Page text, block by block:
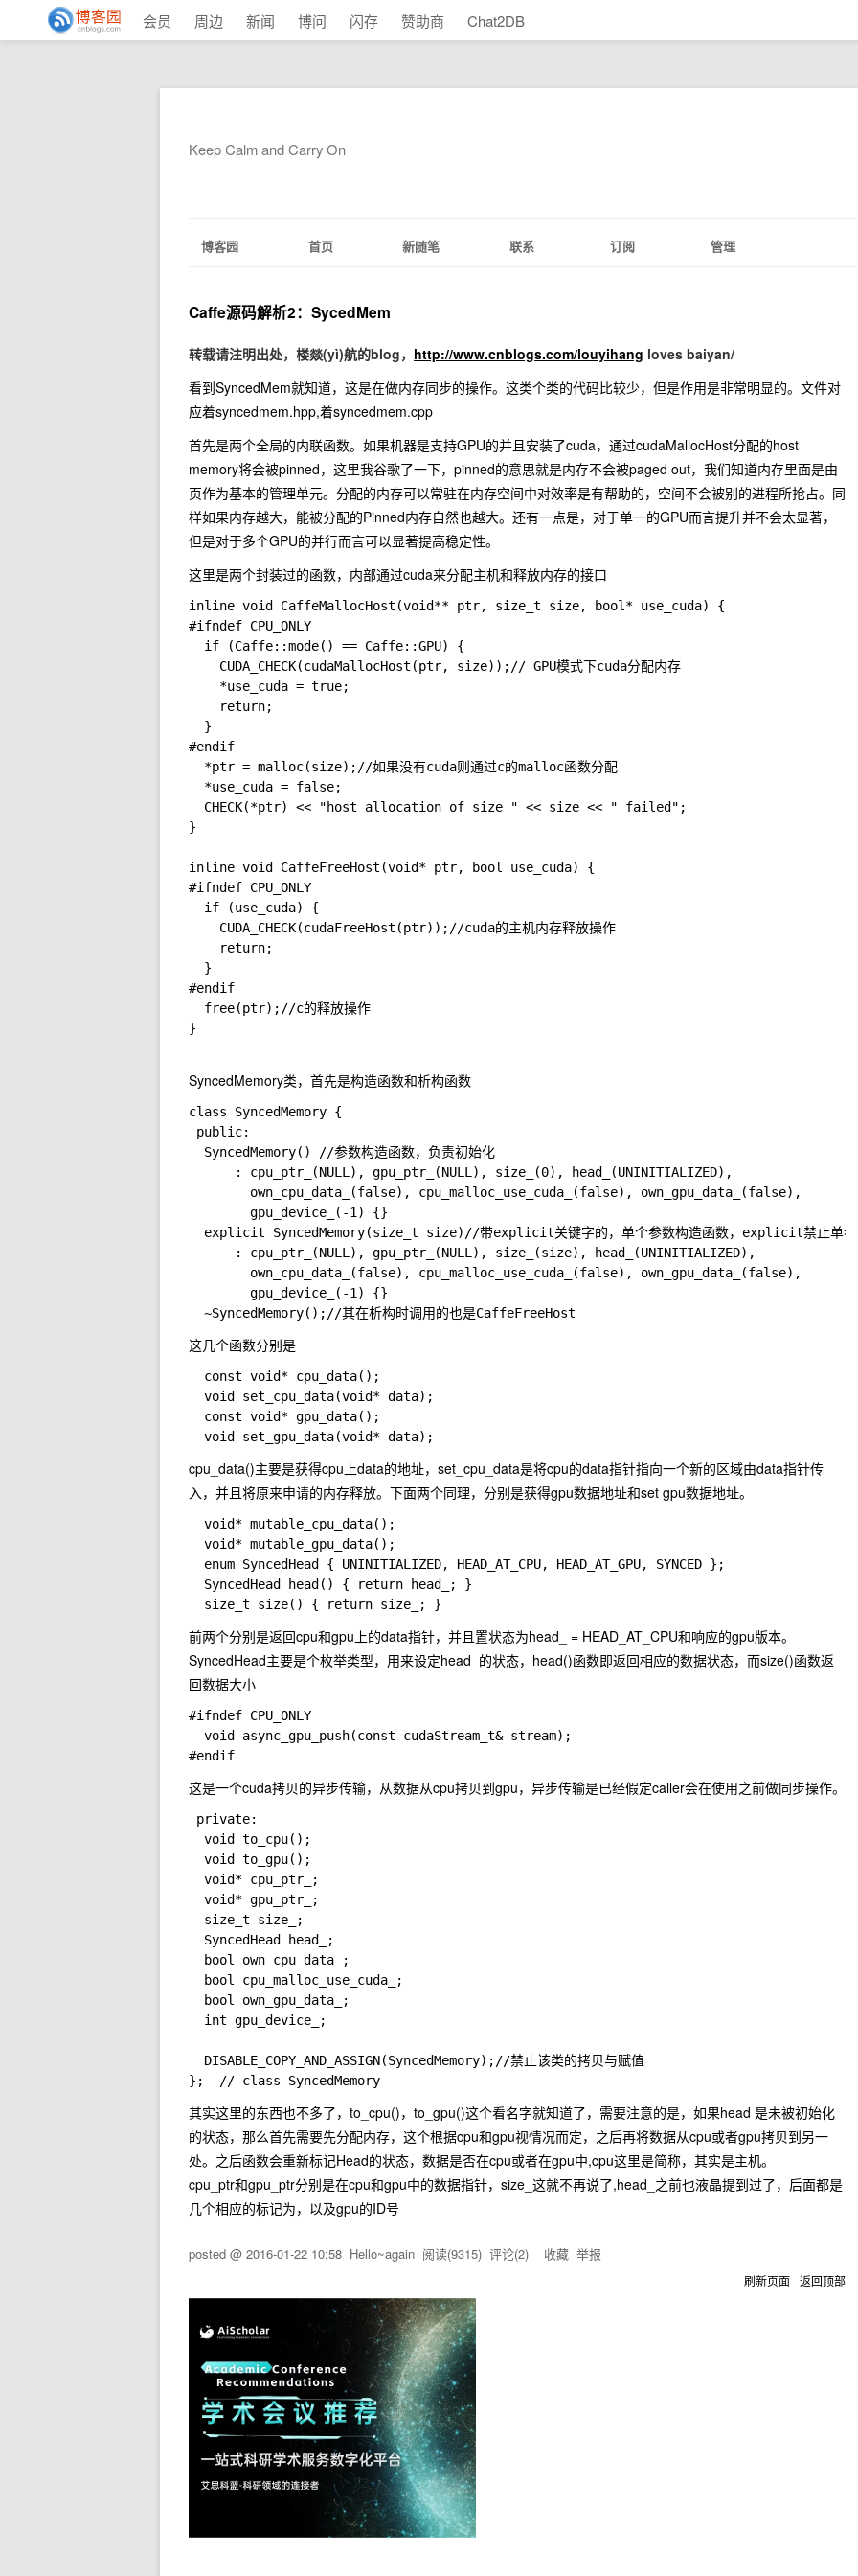
会员 周边 新闻 博问 闪存 赞助商 Chat2DB
Keep Calm and Carry On
博客园 首页 新随笔 联系 订阅 管理
Caffe源码解析2：SycedMem
转载请注明出处，楼燚(yì)航的blog， http://www.cnblogs.com/louyihang loves baiyan/
看到SyncedMem就知道，这是在做内存同步的操作。这类个类的代码比较少，但是作用是非常明显的。文件对
应着syncedmem.hpp,着syncedmem.cpp
首先是两个全局的内联函数。如果机器是支持GPU的并且安装了cuda，通过cudaMallocHost分配的host
memory将会被pinned，这里我谷歌了一下，pinned的意思就是内存不会被paged out，我们知道内存里面是由
页作为基本的管理单元。分配的内存可以常驻在内存空间中对效率是有帮助的，空间不会被别的进程所抢占。同
样如果内存越大，能被分配的Pinned内存自然也越大。还有一点是，对于单一的GPU而言提升并不会太显著，
但是对于多个GPU的并行而言可以显著提高稳定性。
这里是两个封装过的函数，内部通过cuda来分配主机和释放内存的接口
inline void CaffeMallocHost(void** ptr, size_t size, bool* use_cuda) {
#ifndef CPU_ONLY
  if (Caffe::mode() == Caffe::GPU) {
    CUDA_CHECK(cudaMallocHost(ptr, size));// GPU模式下cuda分配内存
    *use_cuda = true;
    return;
  }
#endif
  *ptr = malloc(size);//如果没有cuda则通过c的malloc函数分配
  *use_cuda = false;
  CHECK(*ptr) << "host allocation of size " << size << " failed";
}
inline void CaffeFreeHost(void* ptr, bool use_cuda) {
#ifndef CPU_ONLY
  if (use_cuda) {
    CUDA_CHECK(cudaFreeHost(ptr));//cuda的主机内存释放操作
    return;
  }
#endif
  free(ptr);//c的释放操作
}
SyncedMemory类，首先是构造函数和析构函数
class SyncedMemory {
public:
  SyncedMemory() //参数构造函数，负责初始化
      : cpu_ptr_(NULL), gpu_ptr_(NULL), size_(0), head_(UNINITIALIZED),
        own_cpu_data_(false), cpu_malloc_use_cuda_(false), own_gpu_data_(false),
        gpu_device_(-1) {}
explicit SyncedMemory(size_t size)//带explicit关键字的，单个参数构造函数，explicit禁止单参
      : cpu_ptr_(NULL), gpu_ptr_(NULL), size_(size), head_(UNINITIALIZED),
        own_cpu_data_(false), cpu_malloc_use_cuda_(false), own_gpu_data_(false),
        gpu_device_(-1) {}
这几个函数分别是
  const void* cpu_data();
  void set_cpu_data(void* data);
  const void* gpu_data();
cpu_data()主要是获得cpu上data的地址，set_cpu_data是将cpu的data指针指向一个新的区域由data指针传
入，并且将原来申请的内存释放。下面两个同理，分别是获得gpu数据地址和set gpu数据地址。
  void* mutable_cpu_data();
  void* mutable_gpu_data();
  enum SyncedHead { UNINITIALIZED, HEAD_AT_CPU, HEAD_AT_GPU, SYNCED };
  SyncedHead head() { return head_; }
前两个分别是返回cpu和gpu上的data指针，并且置状态为head_ = HEAD_AT_CPU和响应的gpu版本。
SyncedHead主要是个枚举类型，用来设定head_的状态，head()函数即返回相应的数据状态，而size()函数返
回数据大小
#ifndef CPU_ONLY
  void async_gpu_push(const cudaStream_t& stream);
这是一个cuda拷贝的异步传输，从数据从cpu拷贝到gpu，异步传输是已经假定caller会在使用之前做同步操作。
private:
  void to_cpu();
  void to_gpu();
  void* cpu_ptr_;
  void* gpu_ptr_;
  size_t size_;
  SyncedHead head_;
  bool own_cpu_data_;
  bool cpu_malloc_use_cuda_;
  bool own_gpu_data_;
  int gpu_device_;
  DISABLE_COPY_AND_ASSIGN(SyncedMemory);//禁止该类的拷贝与赋值
其实这里的东西也不多了，to_cpu()，to_gpu()这个看名字就知道了，需要注意的是，如果head 是未被初始化
的状态，那么首先需要先分配内存，这个根据cpu和gpu视情况而定，之后再将数据从cpu或者gpu拷贝到另一
处。之后函数会重新标记Head的状态，数据是否在cpu或者在gpu中,cpu这里是简称，其实是主机。
cpu_ptr和gpu_ptr分别是在cpu和gpu中的数据指针，size_这就不再说了,head_之前也液晶提到过了，后面都是
几个相应的标记为，以及gpu的ID号
posted @ 2016-01-22 10:58 Hello~again 阅读(9315) 评论(2) 收藏 举报
刷新页面 返回顶部